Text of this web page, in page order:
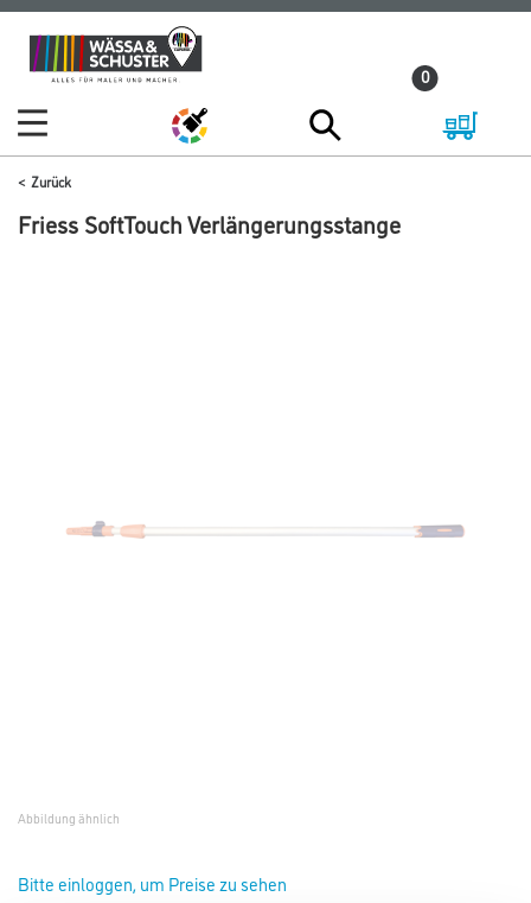
Zum
Inhalt
Zum
Navigationsmenü
0
Zurück
Friess SoftTouch Verlängerungsstange
Abbildung ähnlich
Bitte einloggen, um Preise zu sehen